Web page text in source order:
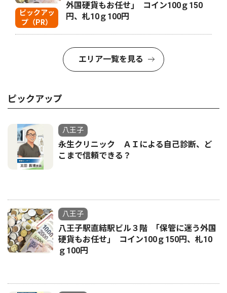
ピックアッ
プ（PR）
外国硬貨もお任せ｣ コイン100ｇ150
円、札10ｇ100円
エリア一覧を見る
ピックアップ
八王子
永生クリニック ＡＩによる自己診断、ど
こまで信頼できる？
八王子
八王子駅直結駅ビル３階 ｢保管に迷う外国
硬貨もお任せ｣ コイン100ｇ150円、札10
ｇ100円